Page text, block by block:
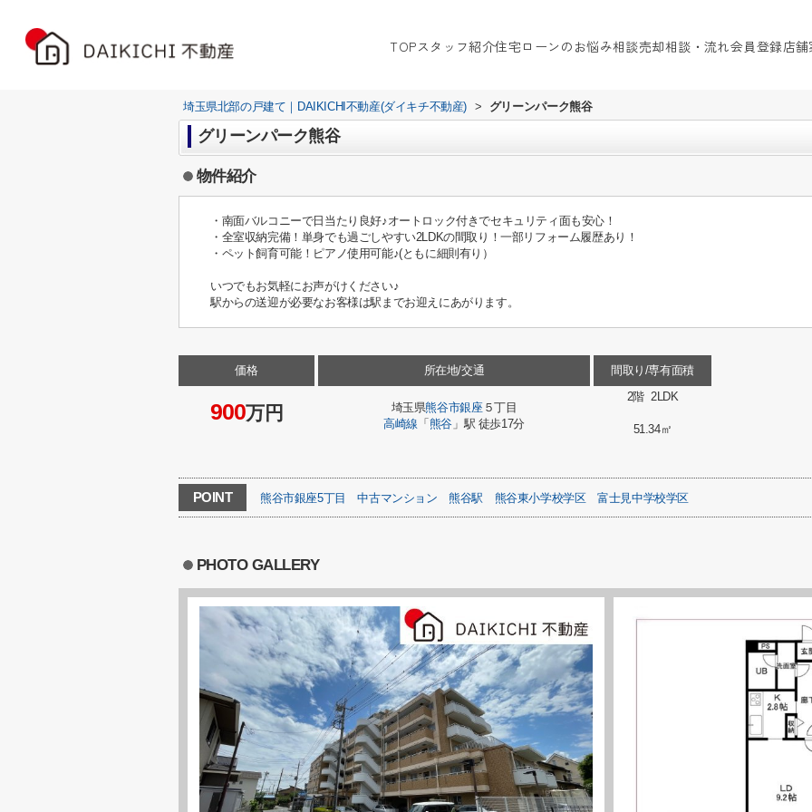
TOPスタッフ紹介住宅ローンのお悩み相談売却相談・流れ会員登録店
埼玉県北部の戸建て｜DAIKICHI不動産(ダイキチ不動産) > グリーンパーク熊谷
グリーンパーク熊谷
物件紹介
・南面バルコニーで日当たり良好♪オートロック付きでセキュリティ面も安心！
・全室収納完備！単身でも過ごしやすい2LDKの間取り！一部リフォーム履歴あり！
・ペット飼育可能！ピアノ使用可能♪(ともに細則有り）
いつでもお気軽にお声がけください♪
駅からの送迎が必要なお客様は駅までお迎えにあがります。
価格
900万円
所在地/交通
埼玉県熊谷市銀座５丁目
高崎線 「 熊谷」駅 徒歩17分
間取り/専有面積
2階 2LDK
51.34㎡
POINT 熊谷市銀座5丁目 中古マンション 熊谷駅 熊谷東小学校学区 富士見中学校学区
PHOTO GALLERY